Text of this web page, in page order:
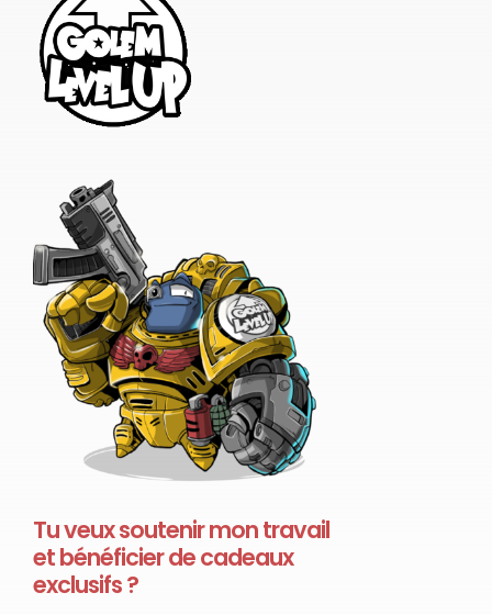
Tu veux soutenir mon travail
et bénéficier de cadeaux
exclusifs ?